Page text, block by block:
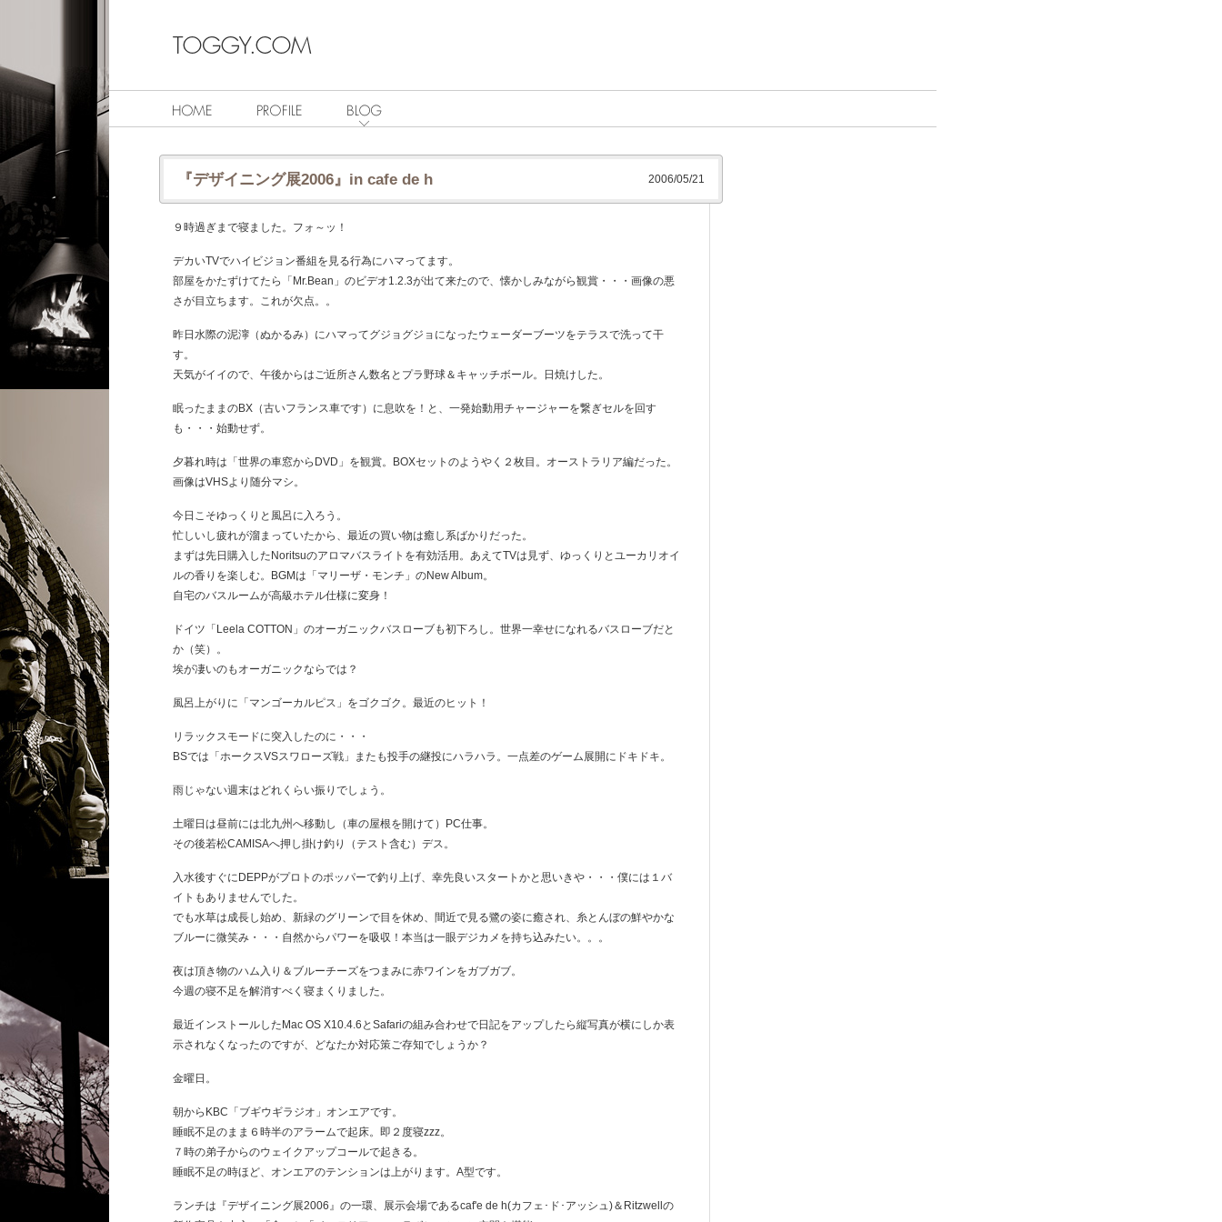
『デザイニング展2006』in cafe de h 2006/05/21
９時過ぎまで寝ました。フォ～ッ！
デカいTVでハイビジョン番組を見る行為にハマってます。
部屋をかたずけてたら「Mr.Bean」のビデオ1.2.3が出て来たので、懐かしみながら観賞・・・画像の悪
さが目立ちます。これが欠点。。
昨日水際の泥濘（ぬかるみ）にハマってグジョグジョになったウェーダーブーツをテラスで洗って干
す。
天気がイイので、午後からはご近所さん数名とプラ野球＆キャッチボール。日焼けした。
眠ったままのBX（古いフランス車です）に息吹を！と、一発始動用チャージャーを繋ぎセルを回す
も・・・始動せず。
夕暮れ時は「世界の車窓からDVD」を観賞。BOXセットのようやく２枚目。オーストラリア編だった。
画像はVHSより随分マシ。
今日こそゆっくりと風呂に入ろう。
忙しいし疲れが溜まっていたから、最近の買い物は癒し系ばかりだった。
まずは先日購入したNoritsuのアロマバスライトを有効活用。あえてTVは見ず、ゆっくりとユーカリオイ
ルの香りを楽しむ。BGMは「マリーザ・モンチ」のNew Album。
自宅のバスルームが高級ホテル仕様に変身！
ドイツ「Leela COTTON」のオーガニックバスローブも初下ろし。世界一幸せになれるバスローブだと
か（笑）。
埃が凄いのもオーガニックならでは？
風呂上がりに「マンゴーカルピス」をゴクゴク。最近のヒット！
リラックスモードに突入したのに・・・
BSでは「ホークスVSスワローズ戦」またも投手の継投にハラハラ。一点差のゲーム展開にドキドキ。
雨じゃない週末はどれくらい振りでしょう。
土曜日は昼前には北九州へ移動し（車の屋根を開けて）PC仕事。
その後若松CAMISAへ押し掛け釣り（テスト含む）デス。
入水後すぐにDEPPがプロトのポッパーで釣り上げ、幸先良いスタートかと思いきや・・・僕には１バ
イトもありませんでした。
でも水草は成長し始め、新緑のグリーンで目を休め、間近で見る鷺の姿に癒され、糸とんぼの鮮やかな
ブルーに微笑み・・・自然からパワーを吸収！本当は一眼デジカメを持ち込みたい。。。
夜は頂き物のハム入り＆ブルーチーズをつまみに赤ワインをガブガブ。
今週の寝不足を解消すべく寝まくりました。
最近インストールしたMac OS X10.4.6とSafariの組み合わせで日記をアップしたら縦写真が横にしか表
示されなくなったのですが、どなたか対応策ご存知でしょうか？
金曜日。
朝からKBC「ブギウギラジオ」オンエアです。
睡眠不足のまま６時半のアラームで起床。即２度寝zzz。
７時の弟子からのウェイクアップコールで起きる。
睡眠不足の時ほど、オンエアのテンションは上がります。A型です。
ランチは『デザイニング展2006』の一環、展示会場であるcaf'e de h(カフェ･ド･アッシュ)＆Ritzwellの